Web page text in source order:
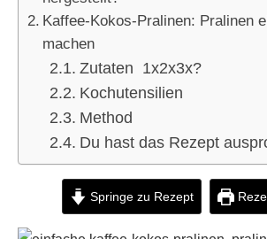
Kaffee-Kokos-Pralinen: Pralinen
machen
Zutaten 1x2x3x?
Kochutensilien
Method
Du hast das Rezept
Springe zu Rezept